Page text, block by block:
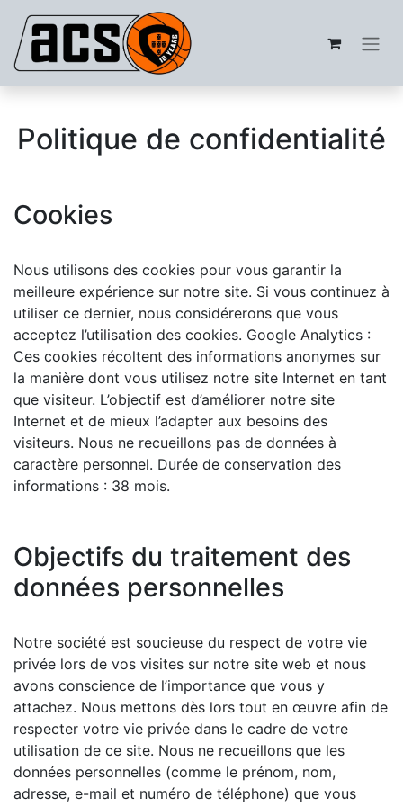
Politique de confidentialité
Cookies
Nous utilisons des cookies pour vous garantir la
meilleure expérience sur notre site. Si vous continuez à
utiliser ce dernier, nous considérerons que vous
acceptez l’utilisation des cookies. Google Analytics :
Ces cookies récoltent des informations anonymes sur
la manière dont vous utilisez notre site Internet en tant
que visiteur. L’objectif est d’améliorer notre site
Internet et de mieux l’adapter aux besoins des
visiteurs. Nous ne recueillons pas de données à
caractère personnel. Durée de conservation des
informations : 38 mois.
Objectifs du traitement des
données personnelles
Notre société est soucieuse du respect de votre vie
privée lors de vos visites sur notre site web et nous
avons conscience de l’importance que vous y
attachez. Nous mettons dès lors tout en œuvre afin de
respecter votre vie privée dans le cadre de votre
utilisation de ce site. Nous ne recueillons que les
données personnelles (comme le prénom, nom,
adresse, e-mail et numéro de téléphone) que vous